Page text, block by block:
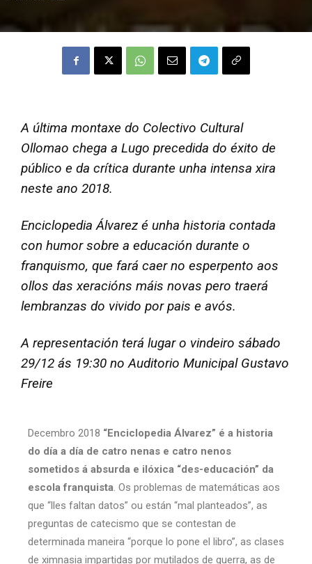
A última montaxe do Colectivo Cultural
Ollomao chega a Lugo precedida do éxito de
público e da crítica durante unha intensa xira
neste ano 2018.
Enciclopedia Álvarez é unha historia contada
con humor sobre a educación durante o
franquismo, que fará caer no esperpento aos
ollos das xeracións máis novas pero traerá
lembranzas do vivido por pais e avós.
A representación terá lugar o vindeiro sábado
29/12 ás 19:30 no Auditorio Municipal Gustavo
Freire
Decembro 2018 “Enciclopedia Álvarez” é a historia
do día a día de catro nenas e catro nenos
sometidos á absurda e ilóxica “des-educación” da
escola franquista. Os problemas de matemáticas aos
que “lles faltan datos” ou están “mal planteados”, as
preguntas de catecismo que se contestan de
determinada maneira “porque lo pone el libro”, as clases
de ximnasia impartidas por mutilados de guerra, as de